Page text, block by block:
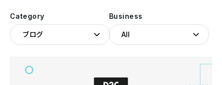
Category Business